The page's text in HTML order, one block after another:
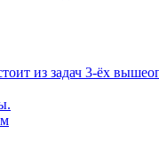
из задач 3-ёх